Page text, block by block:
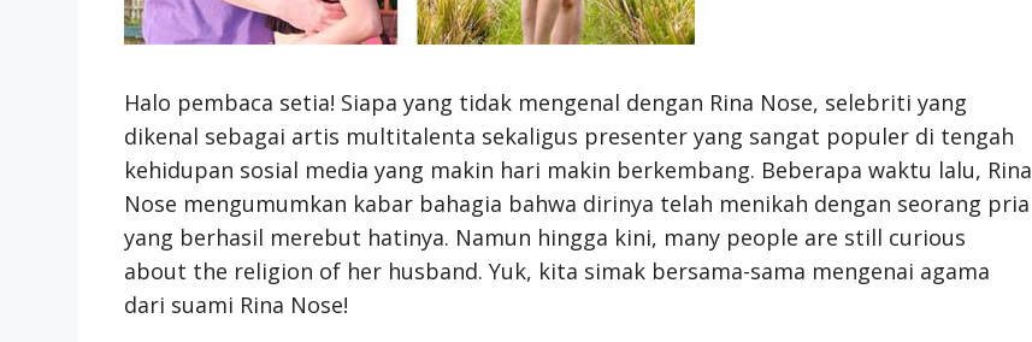
Halo pembaca setia! Siapa yang tidak mengenal dengan Rina Nose, selebriti yang
dikenal sebagai artis multitalenta sekaligus presenter yang sangat populer di tengah
kehidupan sosial media yang makin hari makin berkembang. Beberapa waktu lalu, Rina
Nose mengumumkan kabar bahagia bahwa dirinya telah menikah dengan seorang pria
yang berhasil merebut hatinya. Namun hingga kini, many people are still curious
about the religion of her husband. Yuk, kita simak bersama-sama mengenai agama
dari suami Rina Nose!